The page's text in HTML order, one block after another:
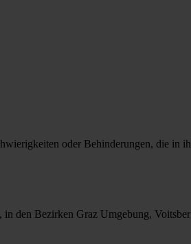
oder Behinderungen, die in
den Bezirken Graz Umgebung,